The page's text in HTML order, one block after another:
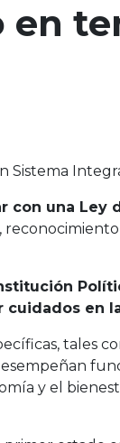
en
Sistema
con una Ley
cuidados en
tales
y el